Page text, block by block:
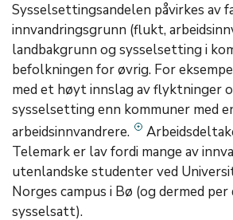
Sysselsettingsandelen påvirkes av
innvandringsgrunn (flukt,
landbakgrunn og sysselsetting i
befolkningen for øvrig. For
med et høyt innslag av flyktninger
sysselsetting enn kommuner med
arbeidsinnvandrere.
Telemark er lav fordi mange av
utenlandske studenter ved
Norges campus i Bø (og dermed per
sysselsatt).